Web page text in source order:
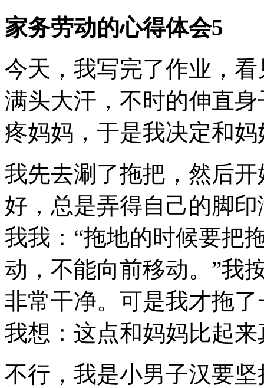
家务劳动的心得体会5
今天，我写完了作业，
满头大汗，不时的伸直
疼妈妈，于是我决定和
我先去涮了拖把，然后
好，总是弄得自己的脚
我我：“拖地的时候要把
动，不能向前移动。”我
非常干净。可是我才拖
我想：这点和妈妈比起
不行，我是小男子汉要